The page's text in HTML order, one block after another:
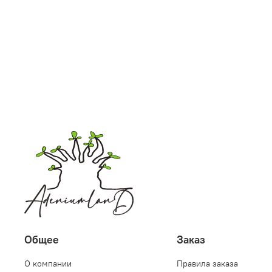
Общее
О компании
Заказ
Правила заказа